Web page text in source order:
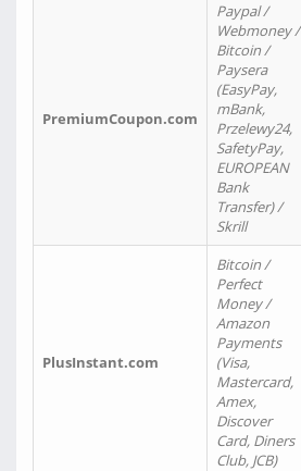
PremiumCoupon.com
Paypal /
Webmoney /
Bitcoin /
Paysera
(EasyPay,
mBank,
Przelewy24,
SafetyPay,
EUROPEAN
Bank
Transfer) /
Skrill
PlusInstant.com
Bitcoin /
Perfect
Money /
Amazon
Payments
(Visa,
Mastercard,
Amex,
Discover
Card, Diners
Club, JCB)